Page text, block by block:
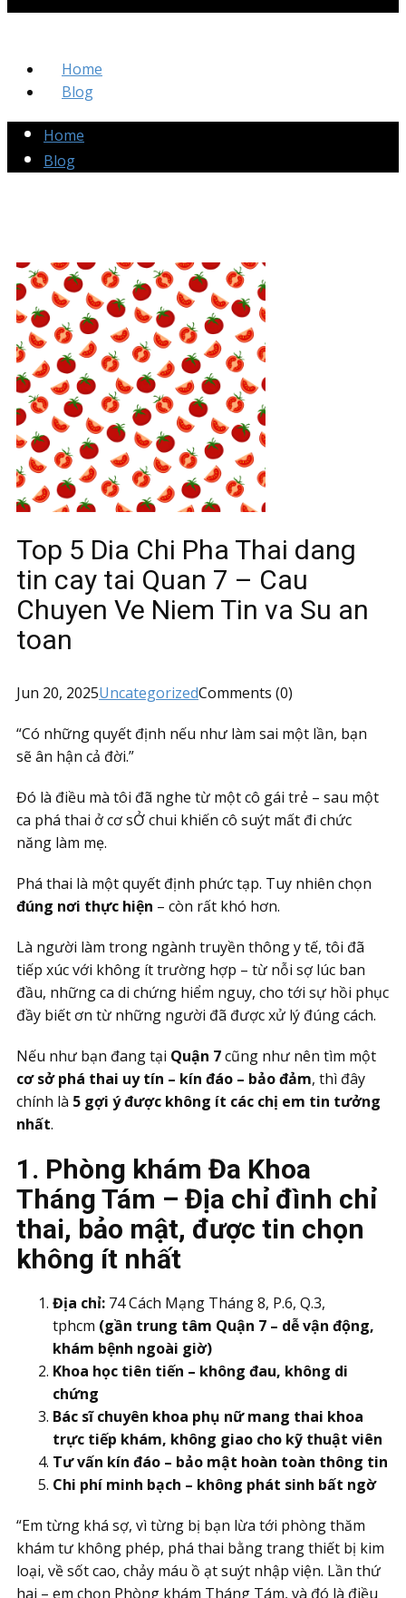
Home
Blog
Home
Blog
Top 5 Dia Chi Pha Thai dang
tin cay tai Quan 7 – Cau
Chuyen Ve Niem Tin va Su an
toan
Jun 20, 2025UncategorizedComments (0)
“Có những quyết định nếu như làm sai một lần, bạn
sẽ ân hận cả đời.”
Đó là điều mà tôi đã nghe từ một cô gái trẻ – sau một
ca phá thai ở cơ sỞ chui khiến cô suýt mất đi chức
năng làm mẹ.
Phá thai là một quyết định phức tạp. Tuy nhiên chọn
đúng nơi thực hiện – còn rất khó hơn.
Là người làm trong ngành truyền thông y tế, tôi đã
tiếp xúc với không ít trường hợp – từ nỗi sợ lúc ban
đầu, những ca di chứng hiểm nguy, cho tới sự hồi phục
đầy biết ơn từ những người đã được xử lý đúng cách.
Nếu như bạn đang tại Quận 7cũng như nên tìm một
cơ sở phá thai uy tín – kín đáo – bảo đảm, thì đây
chính là 5 gợi ý được không ít các chị em tin tưởng
nhất.
1. Phòng khám Đa Khoa
Tháng Tám – Địa chỉ đình chỉ
thai, bảo mật, được tin chọn
không ít nhất
Địa chỉ: 74 Cách Mạng Tháng 8, P.6, Q.3,
tphcm (gần trung tâm Quận 7 – dễ vận động,
khám bệnh ngoài giờ)
Khoa học tiên tiến – không đau, không di
chứng
Bác sĩ chuyên khoa phụ nữ mang thai khoa
trực tiếp khám, không giao cho kỹ thuật viên
Tư vấn kín đáo – bảo mật hoàn toàn thông tin
Chi phí minh bạch – không phát sinh bất ngờ
“Em từng khá sợ, vì từng bị bạn lừa tới phòng thăm
khám tư không phép, phá thai bằng trang thiết bị kim
loại, về sốt cao, chảy máu ồ ạt suýt nhập viện. Lần thứ
hai – em chọn Phòng khám Tháng Tám, và đó là điều